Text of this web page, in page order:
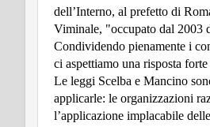
dell’Interno, al prefetto di
Viminale, "occupato dal 2003
Condividendo pienamente i
ci aspettiamo una risposta forte
Le leggi Scelba e Mancino
applicarle: le organizzazioni
l’applicazione implacabile